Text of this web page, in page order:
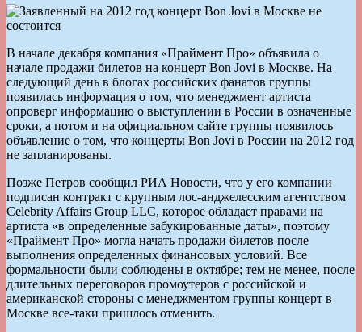
В начале декабря компания «Праймент Про» объявила о
начале продажи билетов на концерт Bon Jovi в Москве. На
следующий день в блогах российских фанатов группы
появилась информация о том, что менеджмент артиста
опроверг информацию о выступлении в России в означенные
сроки, а потом и на официальном сайте группы появилось
объявление о том, что концерты Bon Jovi в России на 2012 год
не запланированы.
Позже Петров сообщил РИА Новости, что у его компании
подписан контракт с крупным лос-анджелесским агентством
Celebrity Affairs Group LLC, которое обладает правами на
артиста «в определенные забукированные даты», поэтому
«Праймент Про» могла начать продажи билетов после
выполнения определенных финансовых условий. Все
формальности были соблюдены в октябре; тем не менее, после
длительных переговоров промоутеров с российской и
американской стороны с менеджментом группы концерт в
Москве все-таки пришлось отменить.